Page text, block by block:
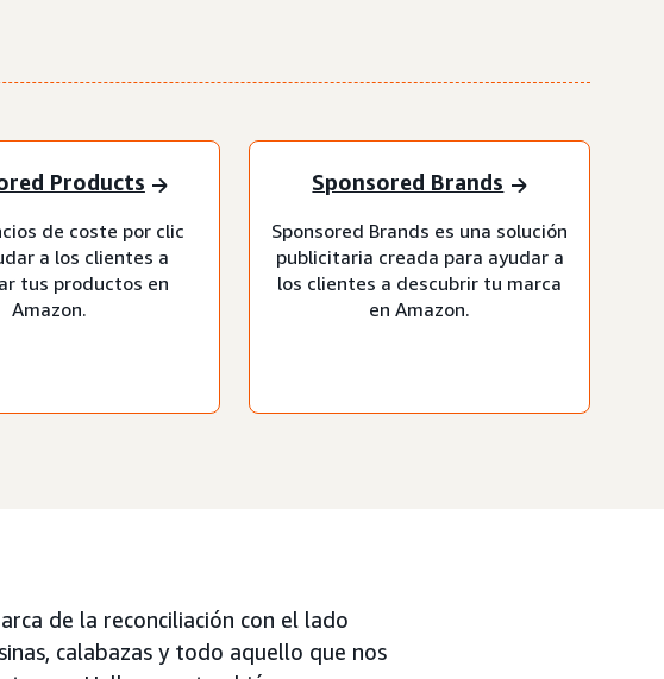
Products
de coste por clic
a los clientes a
tus productos en
Amazon.
Sponsored Brands
Sponsored Brands es una solución
publicitaria creada para ayudar a
los clientes a descubrir tu marca
en Amazon.
de la reconciliación con el lado
calabazas y todo aquello que nos